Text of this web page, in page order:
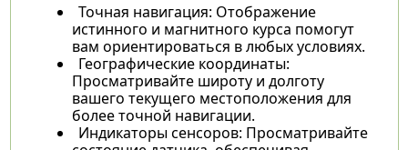
Точная навигация: Отображение
истинного и магнитного курса помогут
вам ориентироваться в любых условиях.
Географические координаты:
Просматривайте широту и долготу
вашего текущего местоположения для
более точной навигации.
Индикаторы сенсоров: Просматривайте